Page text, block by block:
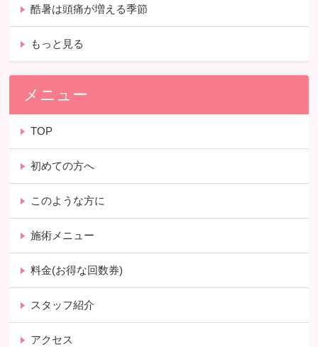
酷暑は頭痛が増える季節
もっと見る
メニュー
TOP
初めての方へ
このような方に
施術メニュー
料金(お得な回数券)
スタッフ紹介
アクセス